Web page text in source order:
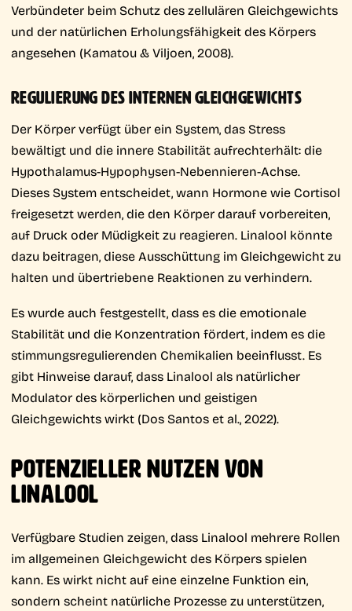
Verbündeter beim Schutz des zellulären Gleichgewichts
und der natürlichen Erholungsfähigkeit des Körpers
angesehen (Kamatou & Viljoen, 2008).
REGULIERUNG DES INTERNEN GLEICHGEWICHTS
Der Körper verfügt über ein System, das Stress
bewältigt und die innere Stabilität aufrechterhält: die
Hypothalamus-Hypophysen-Nebennieren-Achse.
Dieses System entscheidet, wann Hormone wie Cortisol
freigesetzt werden, die den Körper darauf vorbereiten,
auf Druck oder Müdigkeit zu reagieren. Linalool könnte
dazu beitragen, diese Ausschüttung im Gleichgewicht zu
halten und übertriebene Reaktionen zu verhindern.
Es wurde auch festgestellt, dass es die emotionale
Stabilität und die Konzentration fördert, indem es die
stimmungsregulierenden Chemikalien beeinflusst. Es
gibt Hinweise darauf, dass Linalool als natürlicher
Modulator des körperlichen und geistigen
Gleichgewichts wirkt (Dos Santos et al., 2022).
POTENZIELLER NUTZEN VON
LINALOOL
Verfügbare Studien zeigen, dass Linalool mehrere Rollen
im allgemeinen Gleichgewicht des Körpers spielen
kann. Es wirkt nicht auf eine einzelne Funktion ein,
sondern scheint natürliche Prozesse zu unterstützen,